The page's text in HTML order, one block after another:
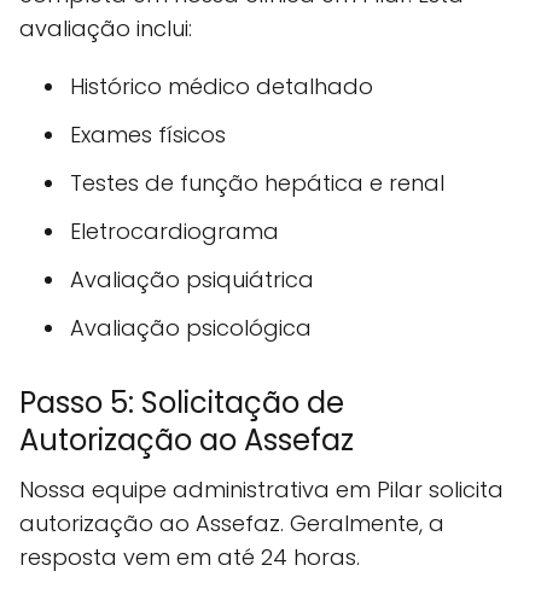
avaliação inclui:
Histórico médico detalhado
Exames físicos
Testes de função hepática e renal
Eletrocardiograma
Avaliação psiquiátrica
Avaliação psicológica
Passo 5: Solicitação de
Autorização ao Assefaz
Nossa equipe administrativa em Pilar solicita
autorização ao Assefaz. Geralmente, a
resposta vem em até 24 horas.